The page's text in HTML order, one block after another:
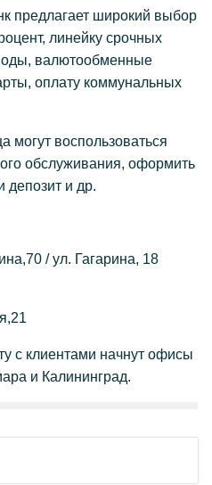
предлагает широкий выбор
линейку срочных
валютообменные
оплату коммунальных
могут воспользоваться
обслуживания, оформить
депозит и др.
/ ул. Гагарина, 18
с клиентами начнут офисы
и Калининград.